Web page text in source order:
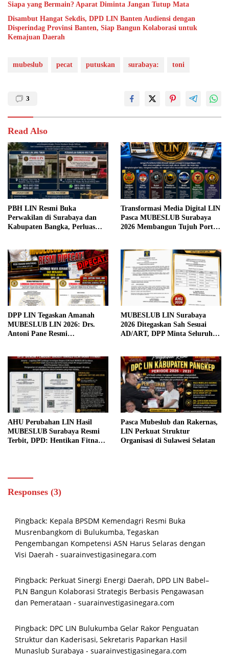
Siapa yang Bermain? Aparat Diminta Jangan Tutup Mata
Disambut Hangat Sekdis, DPD LIN Banten Audiensi dengan
Disperindag Provinsi Banten, Siap Bangun Kolaborasi untuk
Kemajuan Daerah
mubeslub pecat putuskan surabaya: toni
3
Read Also
PBH LIN Resmi Buka
Perwakilan di Surabaya dan
Kabupaten Bangka, Perluas
Transformasi Media Digital LIN
Pasca MUBESLUB Surabaya
2026 Membangun Tujuh Portal
Bertanggung Jawab
DPP LIN Tegaskan Amanah
MUBESLUB LIN 2026: Drs.
Antoni Pane Resmi
Sekretaris Jenderal
MUBESLUB LIN Surabaya
2026 Ditegaskan Sah Sesuai
AD/ART, DPP Minta Seluruh
AHU Perubahan LIN Hasil
MUBESLUB Surabaya Resmi
Terbit, DPD: Hentikan Fitnah
Pasca Mubeslub dan Rakernas,
LIN Perkuat Struktur
Organisasi di Sulawesi Selatan
Responses (3)
Pingback: Kepala BPSDM Kemendagri Resmi Buka
Musrenbangkom di Bulukumba, Tegaskan
Pengembangan Kompetensi ASN Harus Selaras dengan
Visi Daerah - suarainvestigasinegara.com
Pingback: Perkuat Sinergi Energi Daerah, DPD LIN Babel–
PLN Bangun Kolaborasi Strategis Berbasis Pengawasan
dan Pemerataan - suarainvestigasinegara.com
Pingback: DPC LIN Bulukumba Gelar Rakor Penguatan
Struktur dan Kaderisasi, Sekretaris Paparkan Hasil
Munaslub Surabaya - suarainvestigasinegara.com